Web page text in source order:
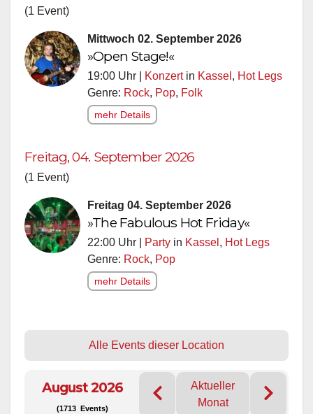
(1 Event)
Mittwoch 02. September 2026
»Open Stage!«
19:00 Uhr | Konzertin Kassel , Hot Legs
Genre: Rock, Pop, Folk
mehr Details
Freitag, 04. September 2026
(1 Event)
Freitag 04. September 2026
»The Fabulous Hot Friday«
22:00 Uhr | Party in Kassel , Hot Legs
Genre: Rock, Pop
mehr Details
Alle Events dieser Location
August 2026
(1713 Events)
Aktueller
Monat